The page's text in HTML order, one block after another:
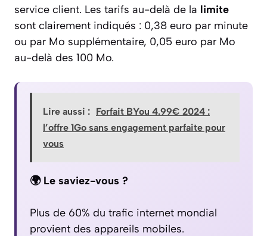
service client. Les tarifs au-delà de la limite
sont clairement indiqués : 0,38 euro par minute
ou par Mo supplémentaire, 0,05 euro par Mo
au-delà des 100 Mo.
Lire aussi : Forfait BYou 4.99€ 2024 :
l’offre 1Go sans engagement parfaite pour
vous
🌍 Le saviez-vous ?
Plus de 60% du trafic internet mondial
provient des appareils mobiles.